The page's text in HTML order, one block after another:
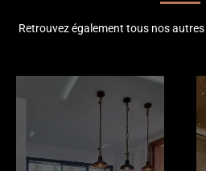
Retrouvez également tous nos